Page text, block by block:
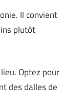
Il convient
plutôt
Optez pour
des dalles de